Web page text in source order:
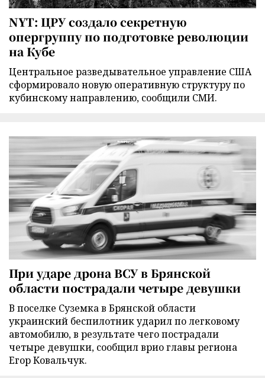
NYT: ЦРУ создало секретную
опергруппу по подготовке революции
на Кубе
Центральное разведывательное управление США
сформировало новую оперативную структуру по
кубинскому направлению, сообщили СМИ.
При ударе дрона ВСУ в Брянской
области пострадали четыре девушки
В поселке Суземка в Брянской области
украинский беспилотник ударил по легковому
автомобилю, в результате чего пострадали
четыре девушки, сообщил врио главы региона
Егор Ковальчук.